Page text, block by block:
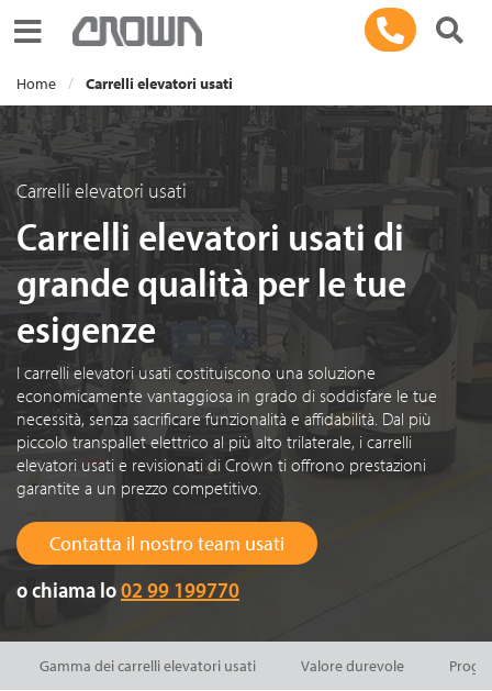
Toggle navigation
Home Carrelli elevatori usati
Carrelli elevatori usati
Carrelli elevatori usati di
grande qualità per le tue
esigenze
I carrelli elevatori usati costituiscono una soluzione
economicamente vantaggiosa in grado di soddisfare le tue
necessità, senza sacrificare funzionalità e affidabilità. Dal più
piccolo transpallet elettrico al più alto trilaterale, i carrelli
elevatori usati e revisionati di Crown ti offrono prestazioni
garantite a un prezzo competitivo.
Contatta il nostro team usati
o chiama lo02 99 199770
Gamma dei carrelli elevatori usati Valore durevole